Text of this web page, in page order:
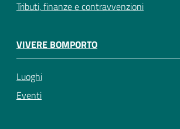
Tributi, finanze e contravvenzioni
VIVERE BOMPORTO
Luoghi
Eventi